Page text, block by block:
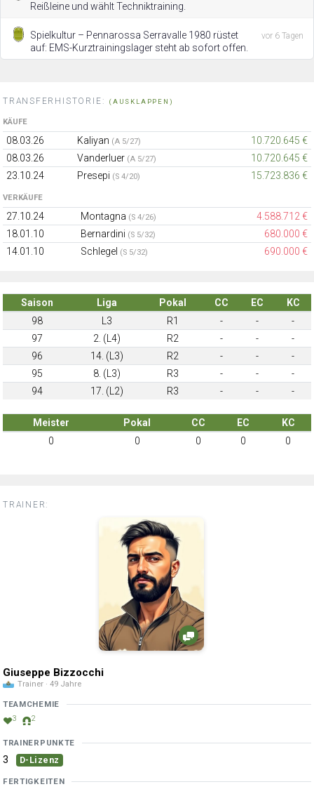
Reißleine und wählt Techniktraining.
Spielkultur – Pennarossa Serravalle 1980 rüstet
auf: EMS-Kurztrainingslager steht ab sofort offen.
vor 6 Tagen
TRANSFERHISTORIE: (AUSKLAPPEN)
KÄUFE
08.03.26 Kaliyan (A 5/27)
10.720.645 €
08.03.26
Vanderluer (A 5/27)
10.720.645 €
23.10.24
Presepi (S 4/20) 15.723.836 €
VERKÄUFE
27.10.24 Montagna (S 4/26)
4.588.712 €
18.01.10
Bernardini (S 5/32)
680.000 €
14.01.10
Schlegel (S 5/32) 690.000 €
Saison Liga Pokal CC EC
KC
98
L3 R1 - -
-
97
2. (L4) R2 - -
-
96
14. (L3) R2 - -
-
95
8. (L3) R3 - -
-
94
17. (L2) R3 - - -
Meister Pokal CC EC
KC
0
0 0 0 0
TRAINER:
Giuseppe Bizzocchi
Trainer · 49 Jahre
TEAMCHEMIE
3 2
TRAINERPUNKTE
3 D-Lizenz
FERTIGKEITEN